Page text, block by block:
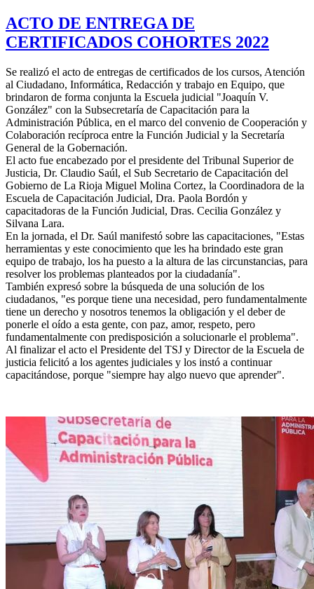
ACTO DE ENTREGA DE
CERTIFICADOS COHORTES 2022
Se realizó el acto de entregas de certificados de los cursos, Atención
al Ciudadano, Informática, Redacción y trabajo en Equipo, que
brindaron de forma conjunta la Escuela judicial "Joaquín V.
González" con la Subsecretaría de Capacitación para la
Administración Pública, en el marco del convenio de Cooperación y
Colaboración recíproca entre la Función Judicial y la Secretaría
General de la Gobernación.
El acto fue encabezado por el presidente del Tribunal Superior de
Justicia, Dr. Claudio Saúl, el Sub Secretario de Capacitación del
Gobierno de La Rioja Miguel Molina Cortez, la Coordinadora de la
Escuela de Capacitación Judicial, Dra. Paola Bordón y
capacitadoras de la Función Judicial, Dras. Cecilia González y
Silvana Lara.
En la jornada, el Dr. Saúl manifestó sobre las capacitaciones, "Estas
herramientas y este conocimiento que les ha brindado este gran
equipo de trabajo, los ha puesto a la altura de las circunstancias, para
resolver los problemas planteados por la ciudadanía".
También expresó sobre la búsqueda de una solución de los
ciudadanos, "es porque tiene una necesidad, pero fundamentalmente
tiene un derecho y nosotros tenemos la obligación y el deber de
ponerle el oído a esta gente, con paz, amor, respeto, pero
fundamentalmente con predisposición a solucionarle el problema".
Al finalizar el acto el Presidente del TSJ y Director de la Escuela de
justicia felicitó a los agentes judiciales y los instó a continuar
capacitándose, porque "siempre hay algo nuevo que aprender".